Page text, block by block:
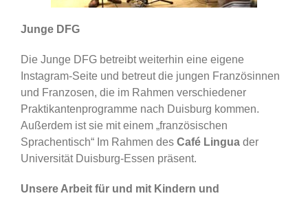
Junge DFG
Die Junge DFG betreibt weiterhin eine eigene
Instagram-Seite und betreut die jungen Französinnen
und Franzosen, die im Rahmen verschiedener
Praktikantenprogramme nach Duisburg kommen.
Außerdem ist sie mit einem „französischen
Sprachentisch“ Im Rahmen des Café Linguader
Universität Duisburg-Essen präsent.
Unsere Arbeit für und mit Kindern und